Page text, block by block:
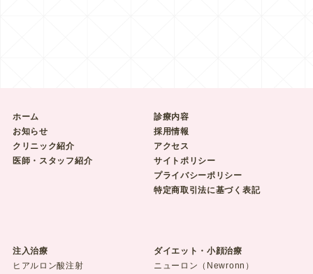
ホーム
お知らせ
クリニック紹介
医師・スタッフ紹介
診療内容
採用情報
アクセス
サイトポリシー
プライバシーポリシー
特定商取引法に基づく表記
注入治療
ヒアルロン酸注射
ダイエット・小顔治療
ニューロン（Newronn）